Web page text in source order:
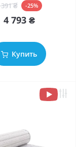
₴ -25%
4 793 ₴
Купить